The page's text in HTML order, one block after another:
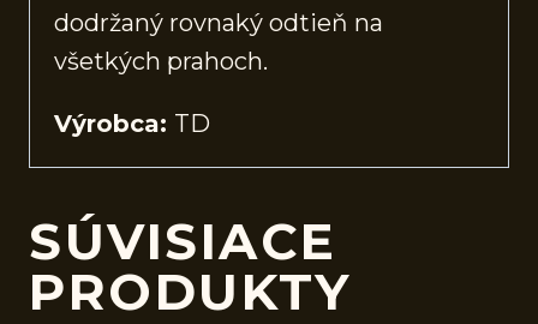
dodržaný rovnaký odtieň na
všetkých prahoch.
Výrobca: TD
SÚVISIACE
PRODUKTY